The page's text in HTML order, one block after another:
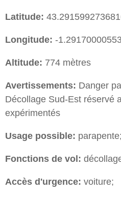
Latitude:
Longitude: -
Altitude: 774 mètres
Avertissements: Danger
Décollage Sud-Est réservé
expérimentés
Usage possible:
Fonctions de vol:
Accès d'urgence: voiture;